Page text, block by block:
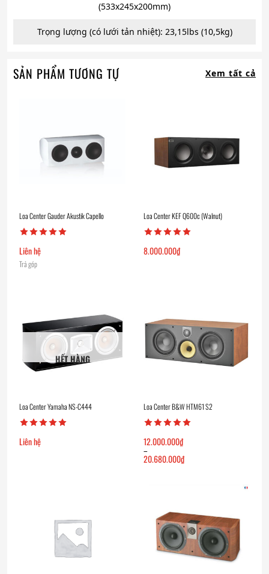
(533x245x200mm)
Trọng lượng (có lưới tản nhiệt): 23,15lbs (10,5kg)
SẢN PHẨM TƯƠNG TỰ Xem tất cả
Loa Center Gauder Akustik Capello
Liên hệ
Trả góp
Loa Center KEF Q600c (Walnut)
8.000.000₫
HẾT HÀNG
Loa Center Yamaha NS-C444
Liên hệ
Loa Center B&W HTM61 S2
12.000.000₫
–
20.680.000₫